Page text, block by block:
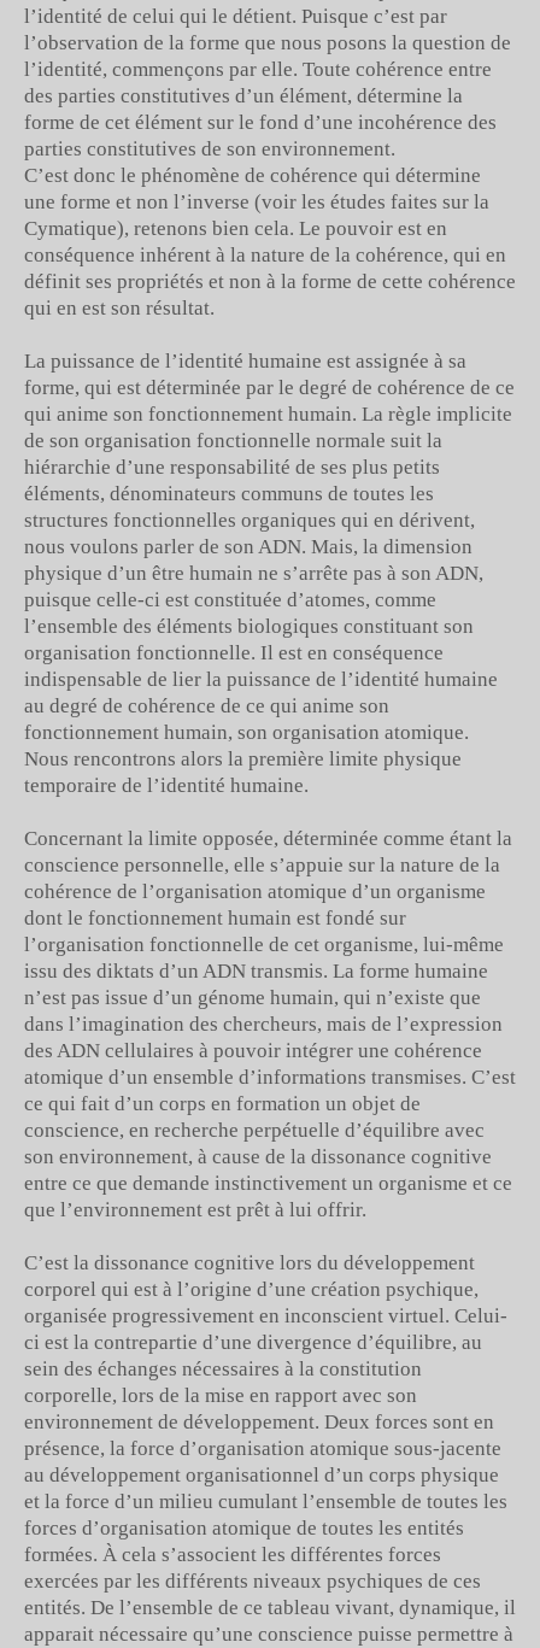
l’identité de celui qui le détient. Puisque c’est par
l’observation de la forme que nous posons la question de
l’identité, commençons par elle. Toute cohérence entre
des parties constitutives d’un élément, détermine la
forme de cet élément sur le fond d’une incohérence des
parties constitutives de son environnement.
C’est donc le phénomène de cohérence qui détermine
une forme et non l’inverse (voir les études faites sur la
Cymatique), retenons bien cela. Le pouvoir est en
conséquence inhérent à la nature de la cohérence, qui en
définit ses propriétés et non à la forme de cette cohérence
qui en est son résultat.
La puissance de l’identité humaine est assignée à sa
forme, qui est déterminée par le degré de cohérence de ce
qui anime son fonctionnement humain. La règle implicite
de son organisation fonctionnelle normale suit la
hiérarchie d’une responsabilité de ses plus petits
éléments, dénominateurs communs de toutes les
structures fonctionnelles organiques qui en dérivent,
nous voulons parler de son ADN. Mais, la dimension
physique d’un être humain ne s’arrête pas à son ADN,
puisque celle-ci est constituée d’atomes, comme
l’ensemble des éléments biologiques constituant son
organisation fonctionnelle. Il est en conséquence
indispensable de lier la puissance de l’identité humaine
au degré de cohérence de ce qui anime son
fonctionnement humain, son organisation atomique.
Nous rencontrons alors la première limite physique
temporaire de l’identité humaine.
Concernant la limite opposée, déterminée comme étant la
conscience personnelle, elle s’appuie sur la nature de la
cohérence de l’organisation atomique d’un organisme
dont le fonctionnement humain est fondé sur
l’organisation fonctionnelle de cet organisme, lui-même
issu des diktats d’un ADN transmis. La forme humaine
n’est pas issue d’un génome humain, qui n’existe que
dans l’imagination des chercheurs, mais de l’expression
des ADN cellulaires à pouvoir intégrer une cohérence
atomique d’un ensemble d’informations transmises. C’est
ce qui fait d’un corps en formation un objet de
conscience, en recherche perpétuelle d’équilibre avec
son environnement, à cause de la dissonance cognitive
entre ce que demande instinctivement un organisme et ce
que l’environnement est prêt à lui offrir.
C’est la dissonance cognitive lors du développement
corporel qui est à l’origine d’une création psychique,
organisée progressivement en inconscient virtuel. Celui-
ci est la contrepartie d’une divergence d’équilibre, au
sein des échanges nécessaires à la constitution
corporelle, lors de la mise en rapport avec son
environnement de développement. Deux forces sont en
présence, la force d’organisation atomique sous-jacente
au développement organisationnel d’un corps physique
et la force d’un milieu cumulant l’ensemble de toutes les
forces d’organisation atomique de toutes les entités
formées. À cela s’associent les différentes forces
exercées par les différents niveaux psychiques de ces
entités. De l’ensemble de ce tableau vivant, dynamique, il
apparait nécessaire qu’une conscience puisse permettre à